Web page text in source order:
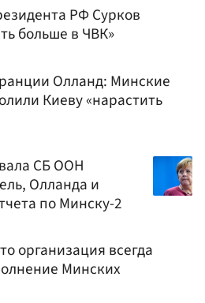
РФ Сурков
больше в ЧВК»
Олланд: Минские
Киеву «нарастить
СБ ООН
Олланда и
по Минску-2
организация всегда
Минских